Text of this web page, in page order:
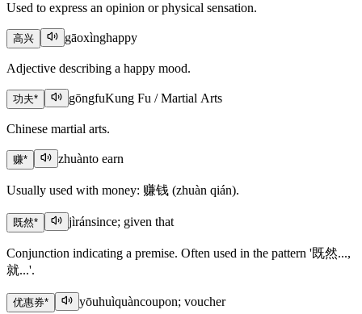
Used to express an opinion or physical sensation.
高兴 gāoxìnghappy
Adjective describing a happy mood.
功夫* gōngfuKung Fu / Martial Arts
Chinese martial arts.
赚* zhuànto earn
Usually used with money: 赚钱 (zhuàn qián).
既然* jìránsince; given that
Conjunction indicating a premise. Often used in the pattern '既然...,
就...'.
优惠券* yōuhuìquàncoupon; voucher